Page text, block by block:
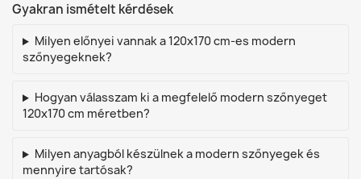
Gyakran ismételt kérdések
Milyen előnyei vannak a 120x170 cm-es modern
szőnyegeknek?
Hogyan válasszam ki a megfelelő modern szőnyeget
120x170 cm méretben?
Milyen anyagból készülnek a modern szőnyegek és
mennyire tartósak?